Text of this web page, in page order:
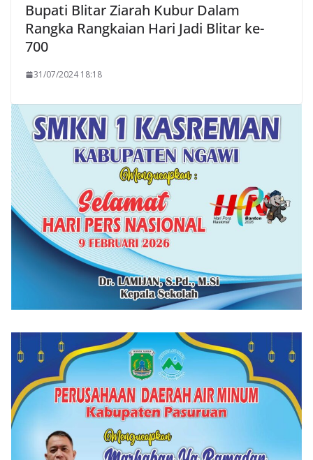
Bupati Blitar Ziarah Kubur Dalam
Rangka Rangkaian Hari Jadi Blitar ke-
700
31/07/2024 18:18